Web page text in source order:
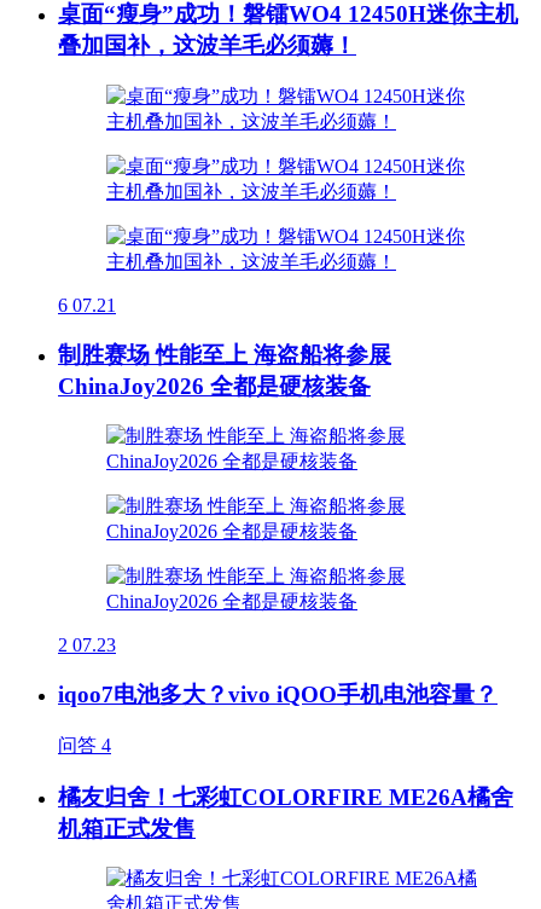
桌面“瘦身”成功！磐镭WO4 12450H迷你主机
叠加国补，这波羊毛必须薅！
6 07.21
制胜赛场 性能至上 海盗船将参展
ChinaJoy2026 全都是硬核装备
2 07.23
iqoo7电池多大？vivo iQOO手机电池容量？
问答 4
橘友归舍！七彩虹COLORFIRE ME26A橘舍
机箱正式发售